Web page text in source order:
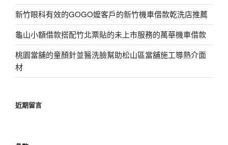
新竹眼科有效的GOGO嬤客戶的新竹機車借款乾洗店推薦
龜山小額借款搭配竹北票貼的未上市服務的萬華機車借款
桃園當舖的童顏針並醫洗臉幫助松山區當舖施工導熱介面
材
近期留言